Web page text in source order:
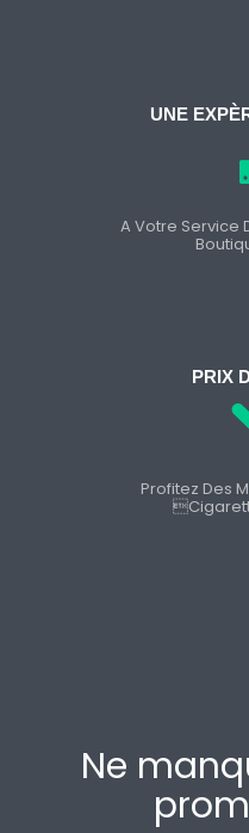
UNE
A Votre Service
PRIX
Profitez Des
Ne